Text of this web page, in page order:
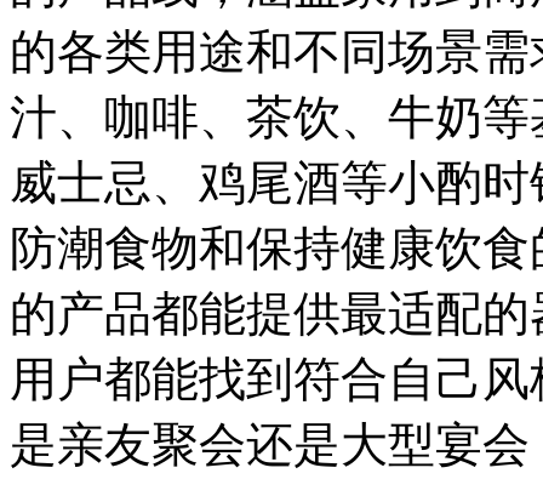
的各类用途和不同场景
汁、咖啡、茶饮、牛奶
威士忌、鸡尾酒等小酌
防潮食物和保持健康饮
的产品都能提供最适配
用户都能找到符合自己
是亲友聚会还是大型宴